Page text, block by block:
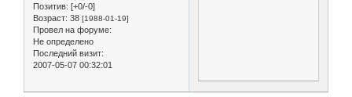
Позитив: [+0/-0]
Возраст: 38 [1988-01-19]
Провел на форуме:
Не определено
Последний визит:
2007-05-07 00:32:01